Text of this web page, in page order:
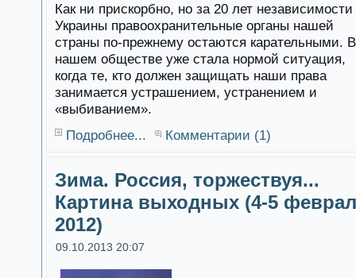
Как ни прискорбно, но за 20 лет независимости
Украины правоохранительные органы нашей
страны по-прежнему остаются карательными. В
нашем обществе уже стала нормой ситуация,
когда те, кто должен защищать наши права
занимается устрашением, устранением и
«выбиванием».
Подробнее...
Комментарии (1)
Зима. Россия, торжествуя...
Картина выходных (4-5
2012)
09.10.2013 20:07